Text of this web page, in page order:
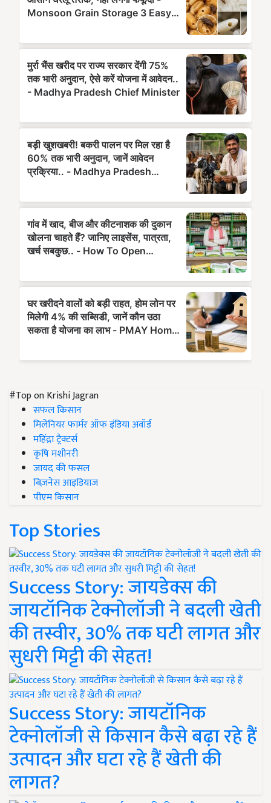
#Top on Krishi Jagran
सफल किसान
मिलेनियर फार्मर ऑफ इंडिया अवॉर्ड
महिंद्रा ट्रैक्टर्स
कृषि मशीनरी
जायद की फसल
बिज़नेस आइडियाज
पीएम किसान
Top Stories
Success Story: जायडेक्स की
जायटॉनिक टेक्नोलॉजी ने बदली खेती
की तस्वीर, 30% तक घटी लागत और
सुधरी मिट्टी की सेहत!
Success Story: जायटॉनिक
टेक्नोलॉजी से किसान कैसे बढ़ा रहे हैं
उत्पादन और घटा रहे हैं खेती की
लागत?